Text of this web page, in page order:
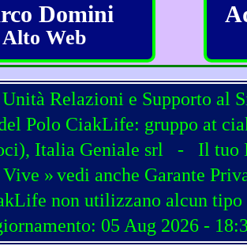
Domini
Alto Web
Relazioni e Supporto al
Polo CiakLife: gruppo at
), Italia Geniale srl - Il tuo
»vedi anche Garante
non utilizzano alcun
05 Aug 2026 -